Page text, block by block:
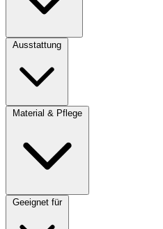
Ausstattung
Material & Pflege
Geeignet für